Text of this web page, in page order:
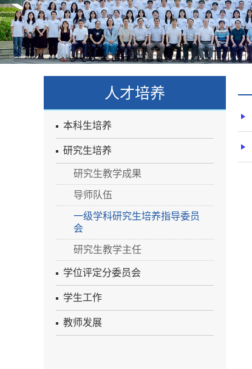
人才培养
本科生培养
研究生培养
研究生教学成果
导师队伍
一级学科研究生培养指导委员
会
研究生教学主任
学位评定分委员会
学生工作
教师发展